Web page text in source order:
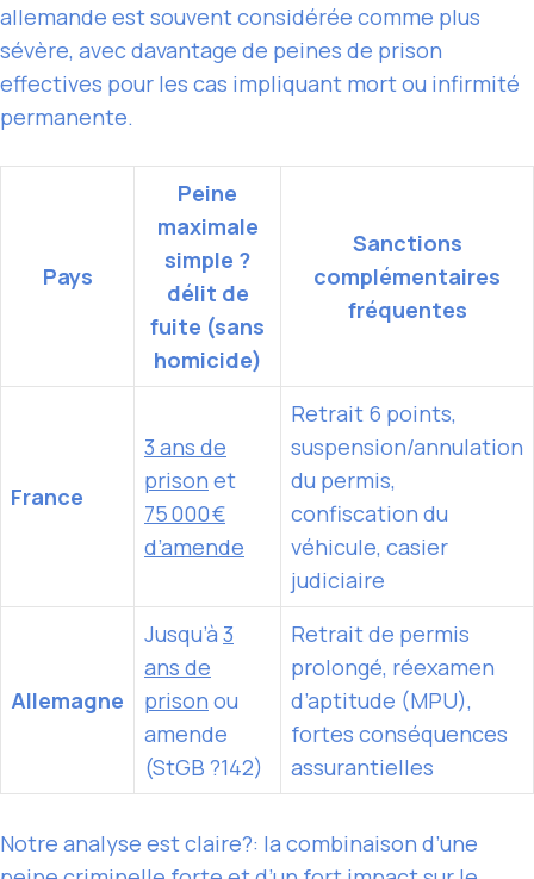
allemande est souvent considérée comme plus
sévère, avec davantage de peines de prison
effectives pour les cas impliquant mort ou infirmité
permanente.
Pays
Peine
maximale
simple ?
délit de
fuite (sans
homicide)
Sanctions
complémentaires
fréquentes
France
3 ans de
prison et
75 000 €
d’amende
Retrait 6 points,
suspension/annulation
du permis,
confiscation du
véhicule, casier
judiciaire
Allemagne
Jusqu’à 3
ans de
prison ou
amende
(StGB ?142)
Retrait de permis
prolongé, réexamen
d’aptitude (MPU),
fortes conséquences
assurantielles
Notre analyse est claire?: la combinaison d’une